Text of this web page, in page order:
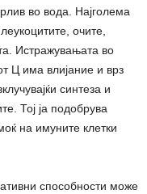
во вода. Најголема
очите,
Истражувањата во
Ц има влијание и врз
синтеза и
Тој ја подобрува
на имуните клетки
способности може